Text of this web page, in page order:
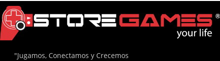
"Jugamos, Conectamos y Crecemos